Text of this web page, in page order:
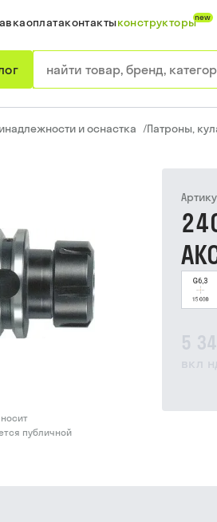
оплатаконтактыконструкторыnew
и оснастка /Патроны,
публичной
5
вкл